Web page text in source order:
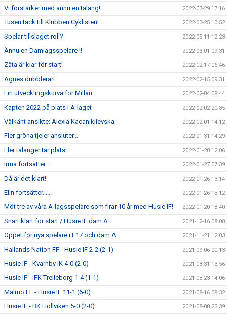
Vi förstärker med ännu en talang! 2022-03-29 17:16
Tusen tack till Klubben Cyklisten! 2022-03-25 10:52
Spelar tillslaget roll? 2022-03-11 12:23
Ännu en Damlagsspelare !! 2022-03-01 09:31
Zäta är klar för start! 2022-02-17 06:46
Agnes dubblerar! 2022-02-15 09:31
Fin utvecklingskurva för Millan 2022-02-04 08:44
Kapten 2022 på plats i A-laget 2022-02-02 20:35
Välkänt ansikte; Alexia Kacaniklievska 2022-02-01 14:12
Fler gröna tjejer ansluter... 2022-01-31 14:29
Fler talanger tar plats! 2022-01-28 12:06
Irma fortsätter.... 2022-01-27 07:39
Då är det klart! 2022-01-26 13:14
Elin fortsätter...... 2022-01-26 13:12
Möt tre av våra A-lagsspelare som firar 10 år med Husie IF! 2022-01-20 18:40
Snart klart för start / Husie IF dam A 2021-12-16 08:08
Öppet för nya spelare i F17 och dam A. 2021-11-21 12:03
Hallands Nation FF - Husie IF 2-2 (2-1) 2021-09-06 00:13
Husie IF - Kvarnby IK 4-0 (2-0) 2021-08-31 13:56
Husie IF - IFK Trelleborg 1-4 (1-1) 2021-08-23 14:06
Malmö FF - Husie IF 11-1 (6-0) 2021-08-16 08:32
Husie IF - BK Höllviken 5-0 (2-0) 2021-08-08 23:39